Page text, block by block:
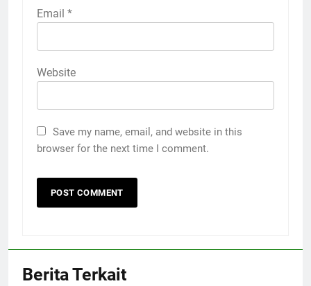
Email *
Website
Save my name, email, and website in this
browser for the next time I comment.
Berita Terkait